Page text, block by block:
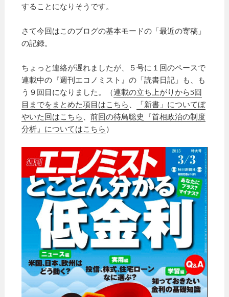
することになりそうです。
さて今回はこのブログの基本モードの「最近の寄稿」
の記録。
ちょっと連絡が遅れましたが、５号に１回のペースで
連載中の『週刊エコノミスト』の「読書日記」も、も
う９回目になりました。（連載の立ち上がりから5回
目までをまとめた項目はこちら
「新書」についてぼ
やいた回はこちら
、前回の待鳥聡史『首相政治の制度
分析』についてはこちら ）